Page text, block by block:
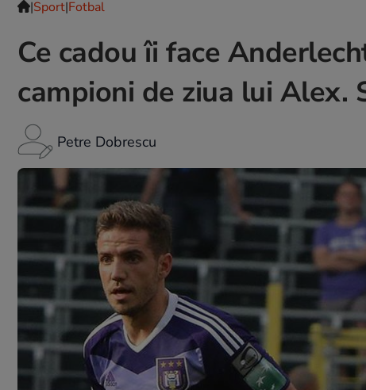
|Sport|Fotbal
Ce cadou îi face
campioni de ziua lui Alex.
Petre Dobrescu